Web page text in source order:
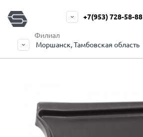
Филиал
Моршанск, Тамбовская область
+7(953) 728-58-88